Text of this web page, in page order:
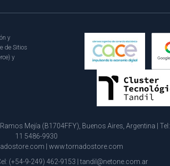
y
de Sitios
y
Mejía (B1704FFY), Buenos Aires, Argentina | Tel:
11 5486-9930
www.tornadostore.com
(+54-9-249) 462-9153 |tandil@netone.com.ar